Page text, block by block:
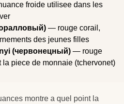
froide utilisee dans les
— rouge corail,
des jeunes filles
(червонецный) — rouge
la piece de monnaie (tchervonet)
montre a quel point la